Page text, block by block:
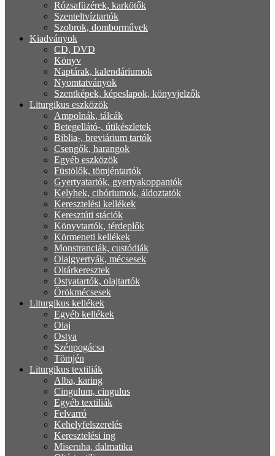
Rózsafüzérek, karkötők
Szenteltvíztartók
Szobrok, domborművek
Kiadványok
CD, DVD
Könyv
Naptárak, kalendáriumok
Nyomtatványok
Szentképek, képeslapok, könyvjelzők
Liturgikus eszközök
Ampolnák, tálcák
Betegellátó-, útikészletek
Biblia-, breviárium tartók
Csengők, harangok
Egyéb eszközök
Füstölők, tömjéntartók
Gyertyatartók, gyertyakoppantók
Kelyhek, cibóriumok, áldoztatók
Keresztelési kellékek
Keresztúti stációk
Könyvtartók, térdeplők
Körmeneti kellékek
Monstranciák, custódiák
Olajgyertyák, mécsesek
Oltárkeresztek
Ostyatartók, olajtartók
Örökmécsesek
Liturgikus kellékek
Egyéb kellékek
Olaj
Ostya
Szénpogácsa
Tömjén
Liturgikus textiliák
Alba, karing
Cingulum, cingulus
Egyéb textiliák
Felvarró
Kehelyfelszerelés
Keresztelési ing
Miseruha, dalmatika